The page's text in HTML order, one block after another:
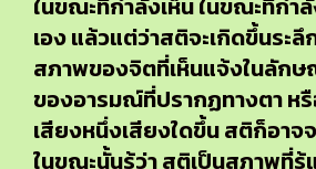
ในขณะที่กำลังเห็น ในขณะที่กำ
เอง แล้วแต่ว่าสติจะเกิดขึ้นระ
สภาพของจิตที่เห็นแจ้งในลักษ
ของอารมณ์ที่ปรากฏทางตา หรื
เสียงหนึ่งเสียงใดขึ้น สติก็อาจจ
ในขณะนั้นรู้ว่า สติเป็นสภาพที่